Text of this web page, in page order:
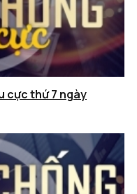
cực thứ 7 ngày